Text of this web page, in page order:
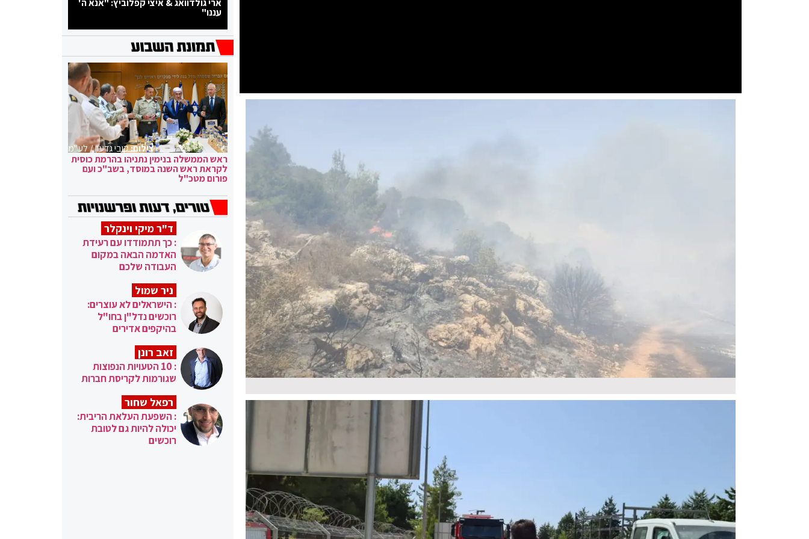
ארי גולדוואג & איצי קפלוביץ: "אנא ה'
עננו"
צילום:קובי גדעון / לע"מ
ראש הממשלה בנימין נתניהו בהרמת כוסית
לקראת ראש השנה במוסד, בשב"כ ועם
פורום מטכ"ל
ד"ר מיקי וינקלר
: כך תתמודדו עם רעידת
האדמה הבאה במקום
העבודה שלכם
ניר שמול
: הישראלים לא עוצרים:
רוכשים נדל"ן בחו"ל
בהיקפים אדירים
זאב רונן
: 10 הטעויות הנפוצות
שגורמות לקריסת חברות
רפאל שחור
: השפעת העלאת הריבית:
יכולה להיות גם לטובת
רוכשים